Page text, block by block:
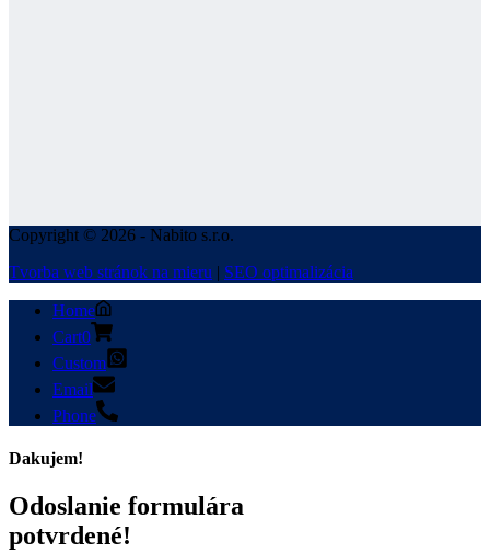
Copyright © 2026 - Nabito s.r.o.
Tvorba web stránok na mieru | SEO optimalizácia
Home
Cart0
Custom
Email
Phone
Dakujem!
Odoslanie formulára
potvrdené!